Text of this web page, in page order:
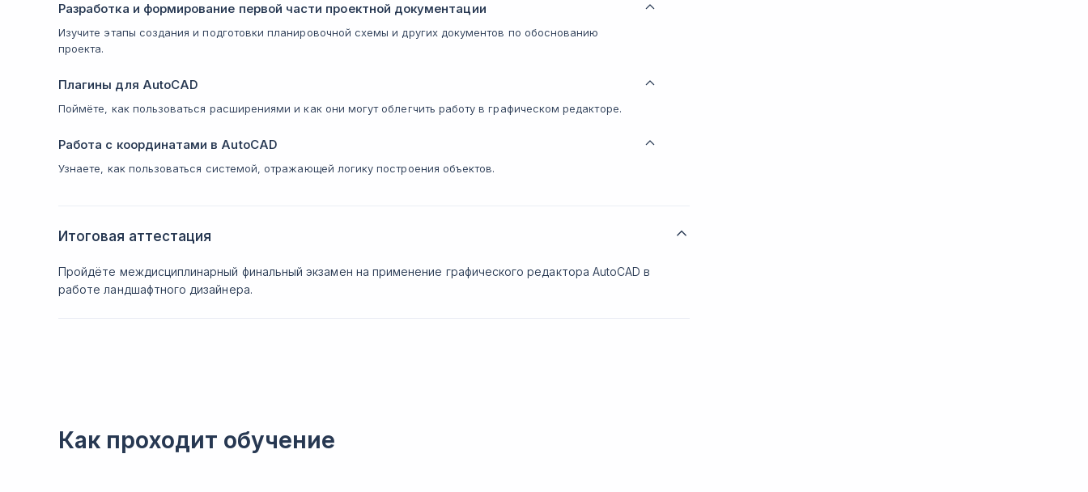
Разработка и формирование первой части проектной документации
Изучите этапы создания и подготовки планировочной схемы и других документов по обоснованию
проекта.
Плагины для AutoCAD
Поймёте, как пользоваться расширениями и как они могут облегчить работу в графическом редакторе.
Работа с координатами в AutoCAD
Узнаете, как пользоваться системой, отражающей логику построения объектов.
Итоговая аттестация
Пройдёте междисциплинарный финальный экзамен на применение графического редактора AutoCAD в
работе ландшафтного дизайнера.
Как проходит обучение